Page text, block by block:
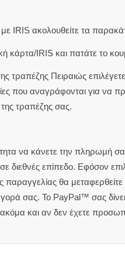
IRIS ακολουθείτε τα
κάρτα/IRIS και πατάτε το
τραπέζης Πειραιώς
που αναγράφονται για να
τραπέζης σας.
να κάνετε την πληρωμή
διεθνές επίπεδο. Εφόσον
θα
σας. Το PayPal™ σας
και αν δεν έχετε